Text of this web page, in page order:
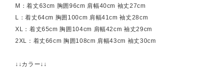
M：着丈63cm 胸囲96cm 肩幅40cm 袖丈27cm
L：着丈64cm 胸囲100cm 肩幅41cm 袖丈28cm
XL：着丈65cm 胸囲104cm 肩幅42cm 袖丈29cm
2XL：着丈66cm 胸囲108cm 肩幅43cm 袖丈30cm
↓↓カラー↓↓